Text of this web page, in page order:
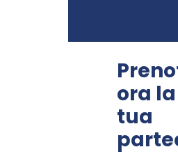
ora la
tua